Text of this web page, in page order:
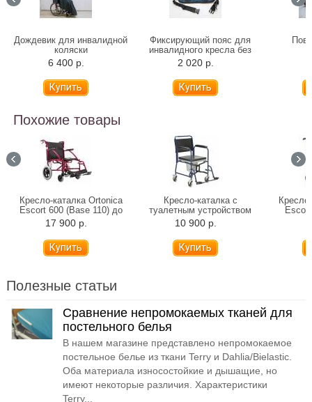
Дождевик для инвалидной
коляски
6 400 р.
Фиксирующий пояс для
инвалидного кресла без
паховой вставки
2 020 р.
Похожие товары
Кресло-каталка Ortonica
Escort 600 (Base 110) до
130 кг
17 900 р.
Кресло-каталка с
туалетным устройством
Ortonica TU-34 (до 130 кг)
10 900 р.
Полезные статьи
Сравнение непромокаемых тканей для
постельного белья
В нашем магазине представлено непромокаемое
постельное белье из ткани Terry и Dahlia/Bielastic.
Оба материала износостойкие и дышащие, но
имеют некоторые различия. Характеристики
Terry...